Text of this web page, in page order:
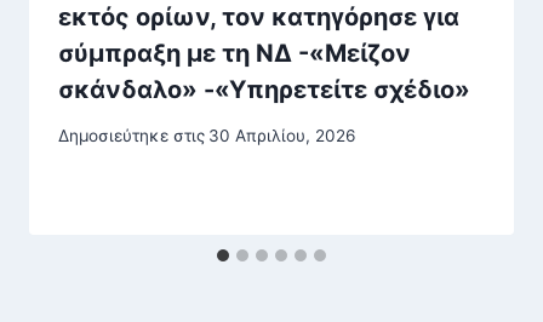
εκτός ορίων, τον κατηγόρησε για
σύμπραξη με τη ΝΔ -«Μείζον
σκάνδαλο» -«Υπηρετείτε σχέδιο»
Δημοσιεύτηκε στις 30 Απριλίου, 2026